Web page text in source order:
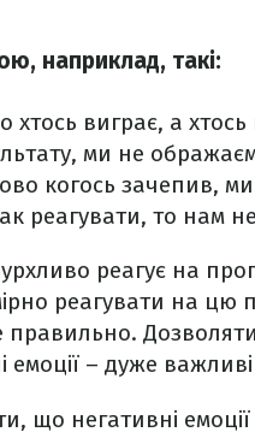
наприклад, такі:
хтось виграє, а
ми не
когось зачепив,
реагувати, то нам
реагує на
реагувати на
правильно.
емоції – дуже
що негативні емоції